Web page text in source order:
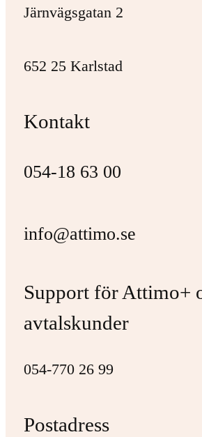
Järnvägsgatan 2
652 25 Karlstad
Kontakt
054-18 63 00
info@attimo.se
Support för Attimo+
avtalskunder
054-770 26 99
Postadress